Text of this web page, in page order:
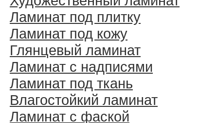
Ламинат под плитку
Ламинат под кожу
Глянцевый ламинат
Ламинат с надписями
Ламинат под ткань
Влагостойкий ламинат
Ламинат с фаской